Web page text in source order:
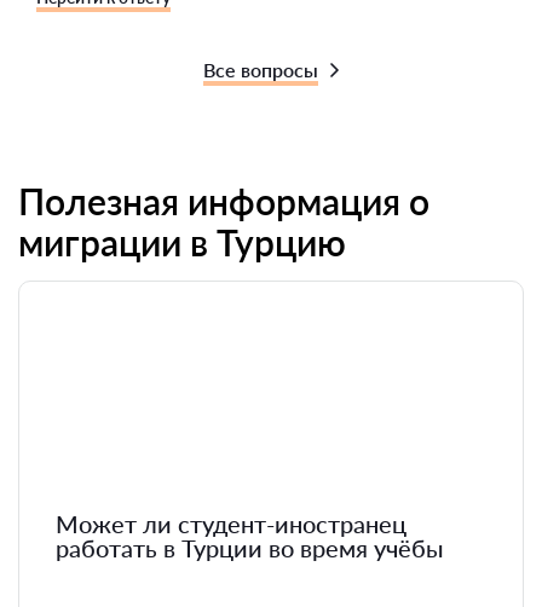
Все вопросы
Полезная информация о
миграции в Турцию
Может ли студент-иностранец
работать в Турции во время учёбы